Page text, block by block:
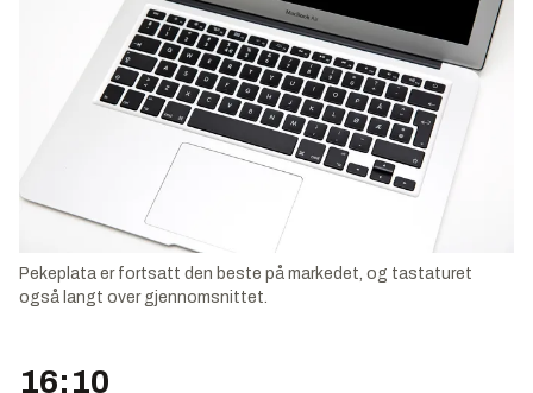
Pekeplata er fortsatt den beste på markedet, og tastaturet
også langt over gjennomsnittet.
16:10